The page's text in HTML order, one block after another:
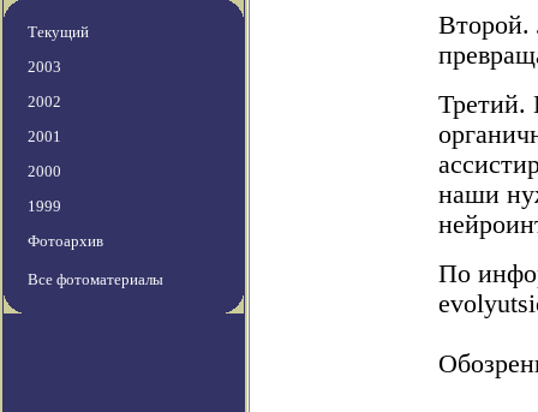
Текущий
2003
2002
2001
2000
1999
Фотоархив
Все фотоматериалы
Второй.
Третий.
наши
По